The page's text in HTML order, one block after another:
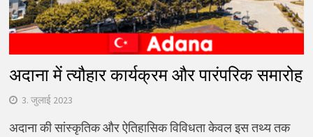
अदाना में त्यौहार कार्यक्रम और पारंपरिक समारोह
3. जुलाई 2023
अदाना की सांस्कृतिक और ऐतिहासिक विविधता केवल इस तथ्य तक